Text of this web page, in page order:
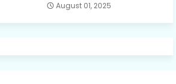
August 01, 2025